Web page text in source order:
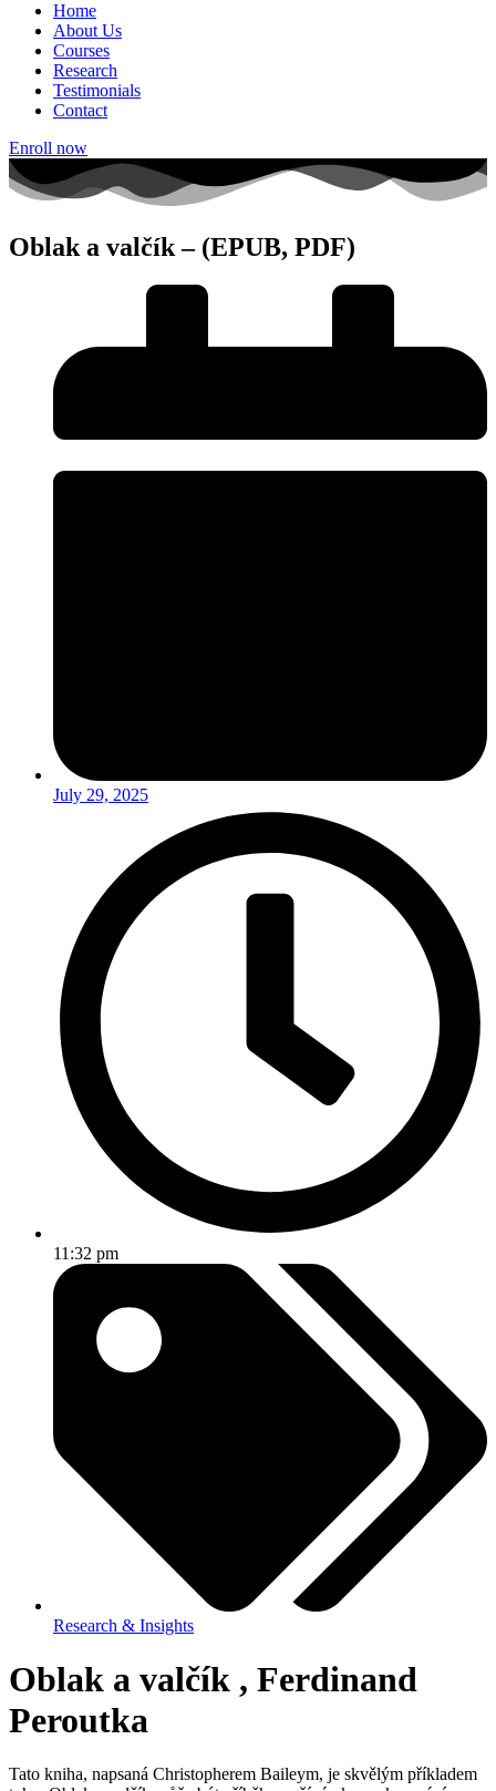
Home
About Us
Courses
Research
Testimonials
Contact
Enroll now
Oblak a valčík – (EPUB, PDF)
July 29, 2025
11:32 pm
Research & Insights
Oblak a valčík , Ferdinand
Peroutka
Tato kniha, napsaná Christopherem Baileym, je skvělým příkladem